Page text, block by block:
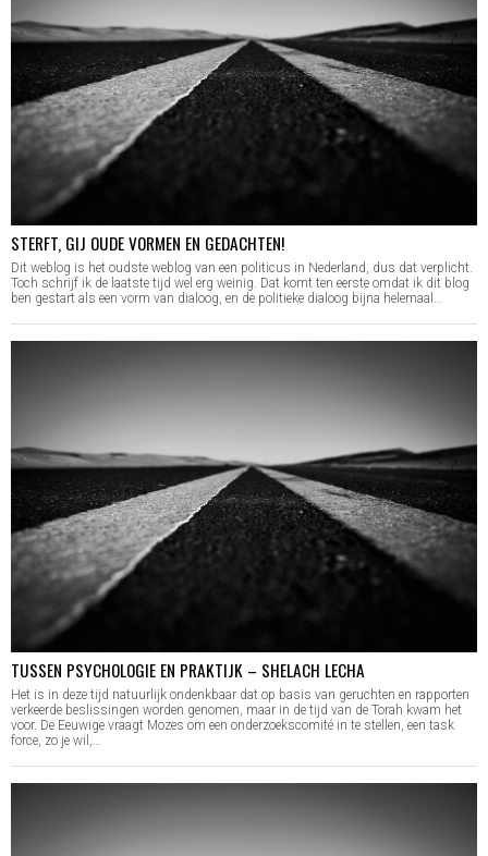
STERFT, GIJ OUDE VORMEN EN GEDACHTEN!
Dit weblog is het oudste weblog van een politicus in Nederland, dus dat verplicht.
Toch schrijf ik de laatste tijd wel erg weinig. Dat komt ten eerste omdat ik dit blog
ben gestart als een vorm van dialoog, en de politieke dialoog bijna helemaal…
TUSSEN PSYCHOLOGIE EN PRAKTIJK – SHELACH LECHA
Het is in deze tijd natuurlijk ondenkbaar dat op basis van geruchten en rapporten
verkeerde beslissingen worden genomen, maar in de tijd van de Torah kwam het
voor. De Eeuwige vraagt Mozes om een onderzoekscomité in te stellen, een task
force, zo je wil,…